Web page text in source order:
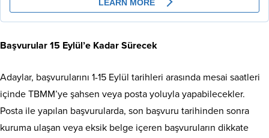
Başvurular 15 Eylül’e Kadar Sürecek
Adaylar, başvurularını 1-15 Eylül tarihleri arasında mesai saatleri
içinde TBMM’ye şahsen veya posta yoluyla yapabilecekler.
Posta ile yapılan başvurularda, son başvuru tarihinden sonra
kuruma ulaşan veya eksik belge içeren başvuruların dikkate